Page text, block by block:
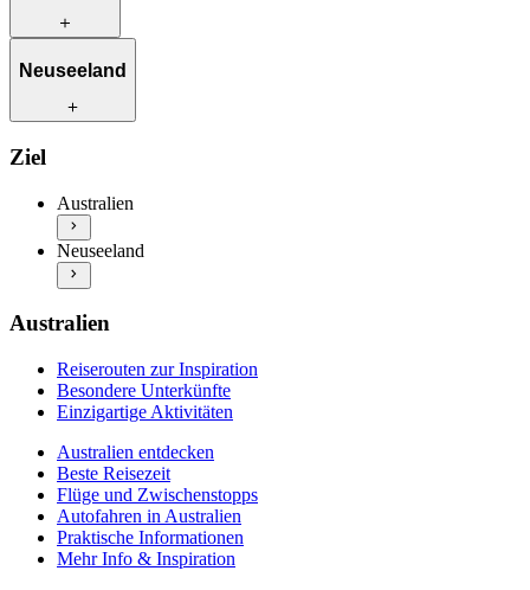
Reiserouten zur Inspiration
Einzigartige Aktivitäten
Flüge und Zwischenstopps
Autofahren in Australien
Praktische Informationen
Mehr Info & Inspiration
Neuseeland
Einzigartige Aktivitäten
Neuseeland entdecken
Beste Reisezeit
Flüge und Zwischenstopps
Praktische Informationen
Ziel
Australien
Neuseeland
Australien
Reiserouten zur Inspiration
Besondere Unterkünfte
Einzigartige Aktivitäten
Australien entdecken
Beste Reisezeit
Flüge und Zwischenstopps
Autofahren in Australien
Praktische Informationen
Mehr Info & Inspiration